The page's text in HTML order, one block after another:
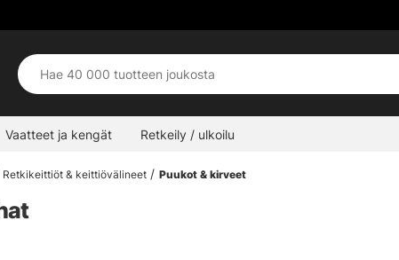
Vaatteet ja kengät Retkeily / ulkoilu
Retkikeittiöt & keittiövälineet Puukot & kirveet